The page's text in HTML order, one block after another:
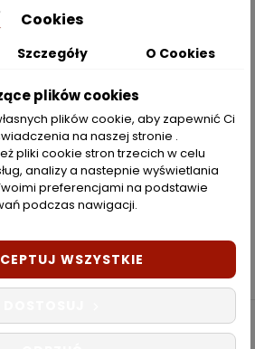

Cookies
Szczegóły O Cookies
plików cookies
plików cookie, aby zapewnić Ci
na naszej stronie .
pliki cookie stron trzecich w celu
analizy a nastepnie wyświetlania
preferencjami na podstawie
podczas nawigacji.
WSZYSTKIE
PolskieKoldry.pl. Wszelkie